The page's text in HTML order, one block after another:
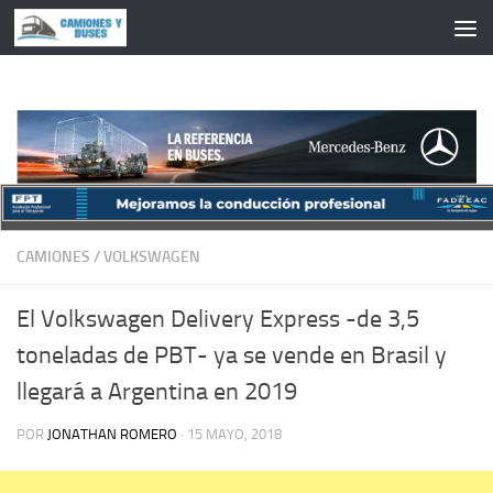
Saltar al contenido
CAMIONES /VOLKSWAGEN
El Volkswagen Delivery Express -de 3,5
toneladas de PBT- ya se vende en Brasil y
llegará a Argentina en 2019
POR JONATHAN ROMERO · 15 MAYO, 2018